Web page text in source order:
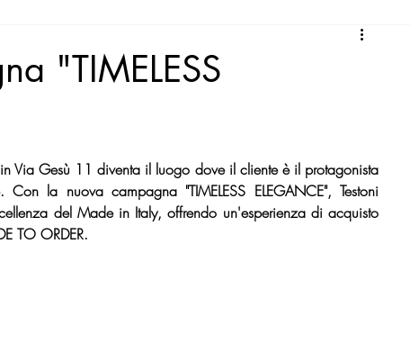
Personaggi
Shopping Guide VeneziaWorld Shopping
"TIMELESS
Via Gesù 11 diventa il luogo dove il cliente è il protagonista
la nuova campagna "TIMELESS ELEGANCE", Testoni
del Made in Italy, offrendo un'esperienza di acquisto
TO ORDER.